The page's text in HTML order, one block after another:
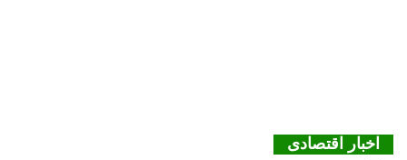
اخبار اقتصادی